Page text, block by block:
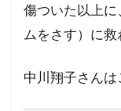
傷ついた以上
ムをさす）に救
中川翔子さんは